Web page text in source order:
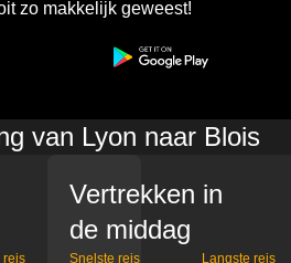
zo makkelijk geweest!
van Lyon naar Blois
reis
Vertrekken in
de middag
Snelste reis Langste reis